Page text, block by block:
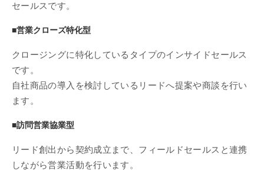
セールスです。
■営業クローズ特化型
クロージングに特化しているタイプのインサイドセールス
です。
自社商品の導入を検討しているリードへ提案や商談を行い
ます。
■訪問営業協業型
リード創出から契約成立まで、フィールドセールスと連携
しながら営業活動を行います。